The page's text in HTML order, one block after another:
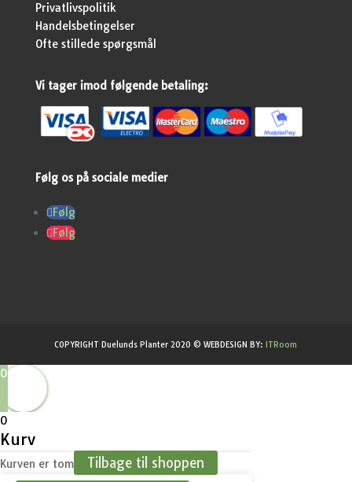
Privatlivspolitik
Handelsbetingelser
Ofte stillede spørgsmål
Vi tager imod følgende betaling:
Følg os på sociale medier
Følg
Følg
COPYRIGHT Duelunds Planter 2020 © WEBDESIGN BY: ITRoom
0
0
Kurv
Kurven er tom Tilbage til shoppen